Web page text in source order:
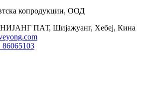
копродукции, ООД
ПАТ, Шијажуанг, Хебеј, Кина
86065103